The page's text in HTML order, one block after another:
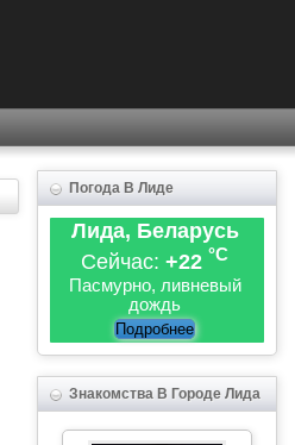
Погода В Лиде
Лида, Беларусь
Сейчас: +22 °C
Пасмурно, ливневый
дождь
Подробнее
Знакомства В Городе Лида